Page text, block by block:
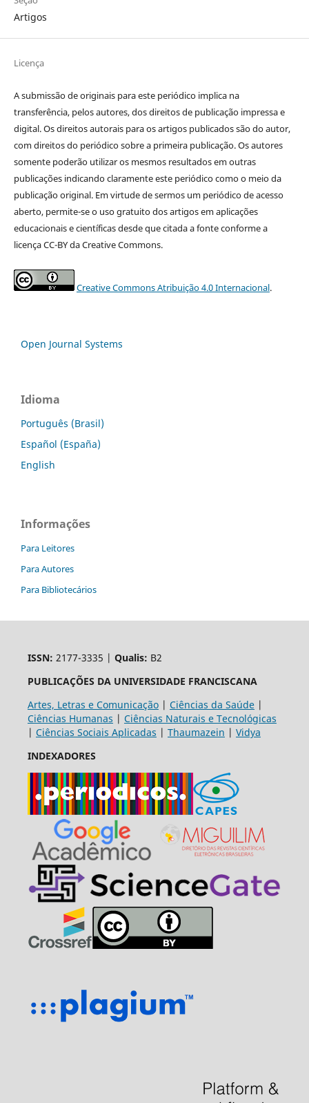
Artigos
Licença
A submissão de originais para este periódico implica na
transferência, pelos autores, dos direitos de publicação impressa e
digital. Os direitos autorais para os artigos publicados são do autor,
com direitos do periódico sobre a primeira publicação. Os autores
somente poderão utilizar os mesmos resultados em outras
publicações indicando claramente este periódico como o meio da
publicação original. Em virtude de sermos um periódico de acesso
aberto, permite-se o uso gratuito dos artigos em aplicações
educacionais e científicas desde que citada a fonte conforme a
licença CC-BY da Creative Commons.
Creative Commons Atribuição 4.0 Internacional.
Open Journal Systems
Idioma
Português (Brasil)
Español (España)
English
Informações
Para Leitores
Para Autores
Para Bibliotecários
ISSN: 2177-3335 | Qualis: B2
PUBLICAÇÕES DA UNIVERSIDADE FRANCISCANA
Artes, Letras e Comunicação| Ciências da Saúde|
Ciências Humanas | Ciências Naturais e Tecnológicas
| Ciências Sociais Aplicadas | Thaumazein | Vidya
INDEXADORES